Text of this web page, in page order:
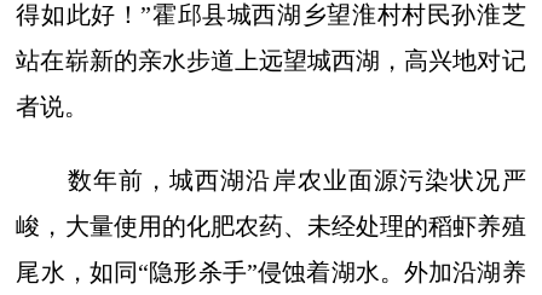
得如此好！”霍邱县城西湖乡望淮村村民孙淮芝
站在崭新的亲水步道上远望城西湖，高兴地对记
者说。
数年前，城西湖沿岸农业面源污染状况严
峻，大量使用的化肥农药、未经处理的稻虾养殖
尾水，如同“隐形杀手”侵蚀着湖水。外加沿湖养